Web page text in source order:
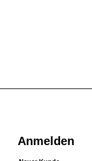
Anmelden